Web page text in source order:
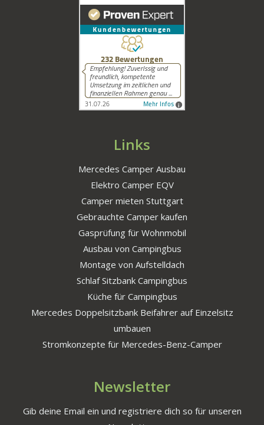
Links
Mercedes Camper Ausbau
Elektro Camper EQV
Camper mieten Stuttgart
Gebrauchte Camper kaufen
Gasprüfung für Wohnmobil
Ausbau von Campingbus
Montage von Aufstelldach
Schlaf Sitzbank Campingbus
Küche für Campingbus
Mercedes Doppelsitzbank Beifahrer auf Einzelsitz
umbauen
Stromkonzepte für Mercedes-Benz-Camper
Newsletter
Gib deine Email ein und registriere dich so für unseren